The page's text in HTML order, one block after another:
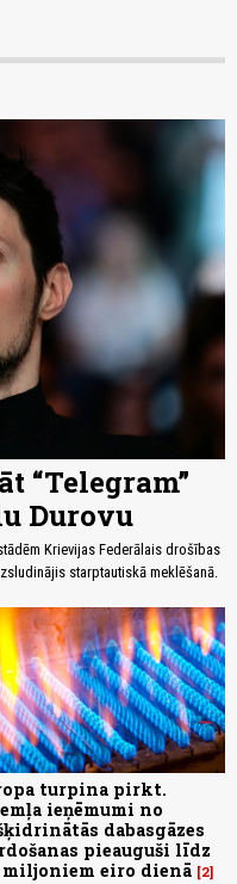
“Telegram”
Durovu
Krievijas Federālais drošības
starptautiskā meklēšanā.
turpina pirkt.
ieņēmumi no
dabasgāzes
pieauguši līdz
miljoniem eiro dienā 2